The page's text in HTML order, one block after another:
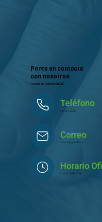
Ponte en contacto
con nosotros
Atentos las 24 horasOnCall
Teléfono
787-651-3620
Correo
servicio@qchPR.com
Horario
Lun -Vie: 8-AM - 5-PM